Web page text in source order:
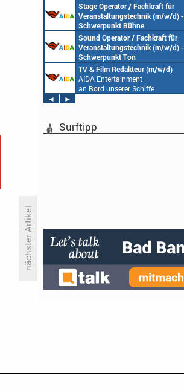
nächster Artikel
Stage Operator / Fachkraft für
Veranstaltungstechnik (m/w/d) -
Schwerpunkt Bühne
AIDA Entertainment
an Bord unserer Schiffe
Sound Operator / Fachkraft für
Veranstaltungstechnik (m/w/d) -
Schwerpunkt Ton
AIDA Entertainment
an Bord unserer Schiffe
TV & Film Redakteur (m/w/d)
AIDA Entertainment
an Bord unserer Schiffe
◄
►
Surftipp